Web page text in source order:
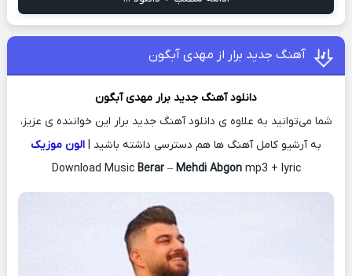
آهنگ جدید برار از مهدی آبگون
دانلود آهنگ جدید برار مهدی آبگون
شما می‌توانید به علاوه ی دانلود آهنگ جدید برار این خواننده ی عزیز،
به آرشیو کامل آهنگ ها هم دسترسی داشته باشید | الون موزیک
Download Music Berar– Mehdi Abgonmp3 + lyric